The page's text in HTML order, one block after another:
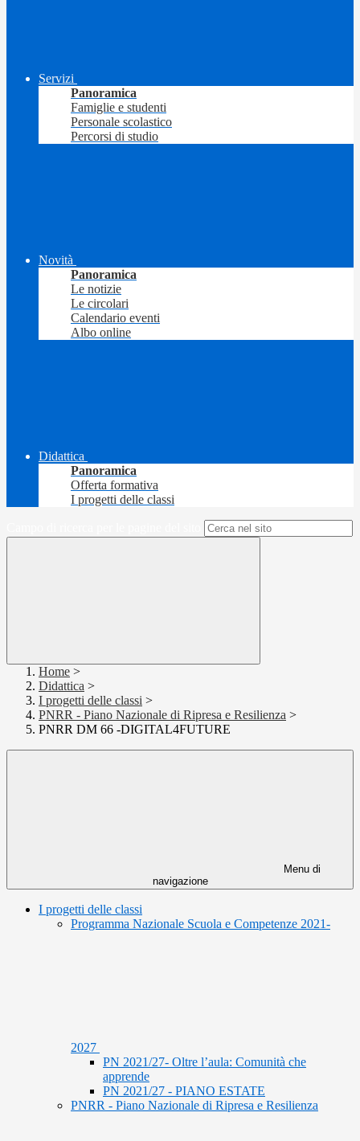
Servizi
Panoramica
Famiglie e studenti
Personale scolastico
Percorsi di studio
Novità
Panoramica
Le notizie
Le circolari
Calendario eventi
Albo online
Didattica
Panoramica
Offerta formativa
I progetti delle classi
Home >
Didattica >
I progetti delle classi >
PNRR - Piano Nazionale di Ripresa e Resilienza >
PNRR DM 66 -DIGITAL4FUTURE
Menu di
navigazione
I progetti delle classi
Programma Nazionale Scuola e Competenze 2021-
2027
PN 2021/27- Oltre l’aula: Comunità che
apprende
PN 2021/27 - PIANO ESTATE
PNRR - Piano Nazionale di Ripresa e Resilienza